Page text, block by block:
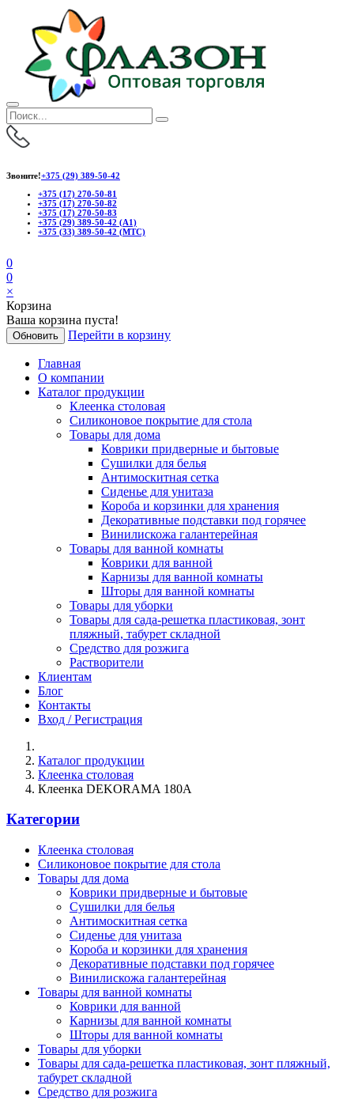
Звоните!+375 (29) 389-50-42
+375 (17) 270-50-81
+375 (17) 270-50-82
+375 (17) 270-50-83
+375 (29) 389-50-42 (А1)
+375 (33) 389-50-42 (МТС)
0
0
×
Корзина
Ваша корзина пуста!
Обновить Перейти в корзину
Главная
О компании
Каталог продукции
Клеенка столовая
Силиконовое покрытие для стола
Товары для дома
Коврики придверные и бытовые
Сушилки для белья
Антимоскитная сетка
Сиденье для унитаза
Короба и корзинки для хранения
Декоративные подставки под горячее
Винилискожа галантерейная
Товары для ванной комнаты
Коврики для ванной
Карнизы для ванной комнаты
Шторы для ванной комнаты
Товары для уборки
Товары для сада-решетка пластиковая, зонт
пляжный, табурет складной
Средство для розжига
Растворители
Клиентам
Блог
Контакты
Вход / Регистрация
Каталог продукции
Клеенка столовая
Клеенка DEKORAMA 180A
Категории
Клеенка столовая
Силиконовое покрытие для стола
Товары для дома
Коврики придверные и бытовые
Сушилки для белья
Антимоскитная сетка
Сиденье для унитаза
Короба и корзинки для хранения
Декоративные подставки под горячее
Винилискожа галантерейная
Товары для ванной комнаты
Коврики для ванной
Карнизы для ванной комнаты
Шторы для ванной комнаты
Товары для уборки
Товары для сада-решетка пластиковая, зонт пляжный,
табурет складной
Средство для розжига